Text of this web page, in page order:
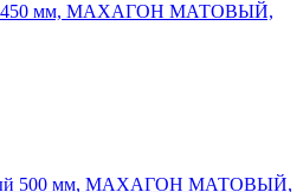
450 мм, МАХАГОН МАТОВЫЙ,